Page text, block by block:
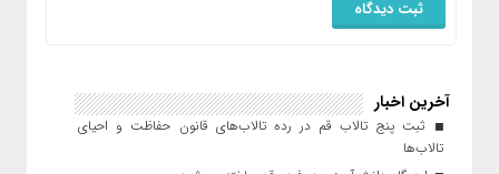
آخرین اخبار
ثبت پنج تالاب قم در رده تالاب‌های قانون حفاظت و احیای
تالاب‌ها